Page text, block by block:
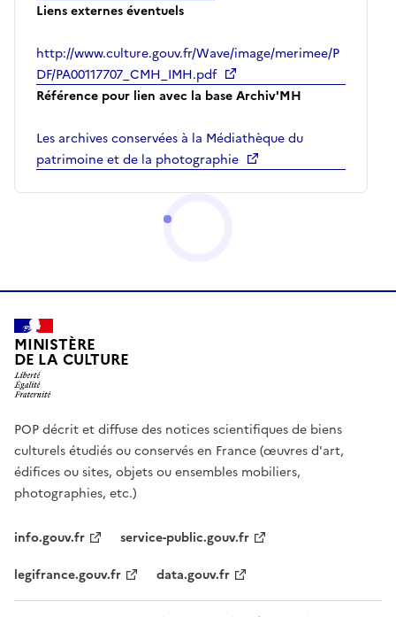
Liens externes éventuels
http://www.culture.gouv.fr/Wave/image/merimee/P
DF/PA00117707_CMH_IMH.pdf
Référence pour lien avec la base Archiv'MH
Les archives conservées à la Médiathèque du
patrimoine et de la photographie
MINISTÈRE
DE LA CULTURE
POP décrit et diffuse des notices scientifiques de biens
culturels étudiés ou conservés en France (œuvres d'art,
édifices ou sites, objets ou ensembles mobiliers,
photographies, etc.)
info.gouv.fr
service-public.gouv.fr
legifrance.gouv.fr
data.gouv.fr